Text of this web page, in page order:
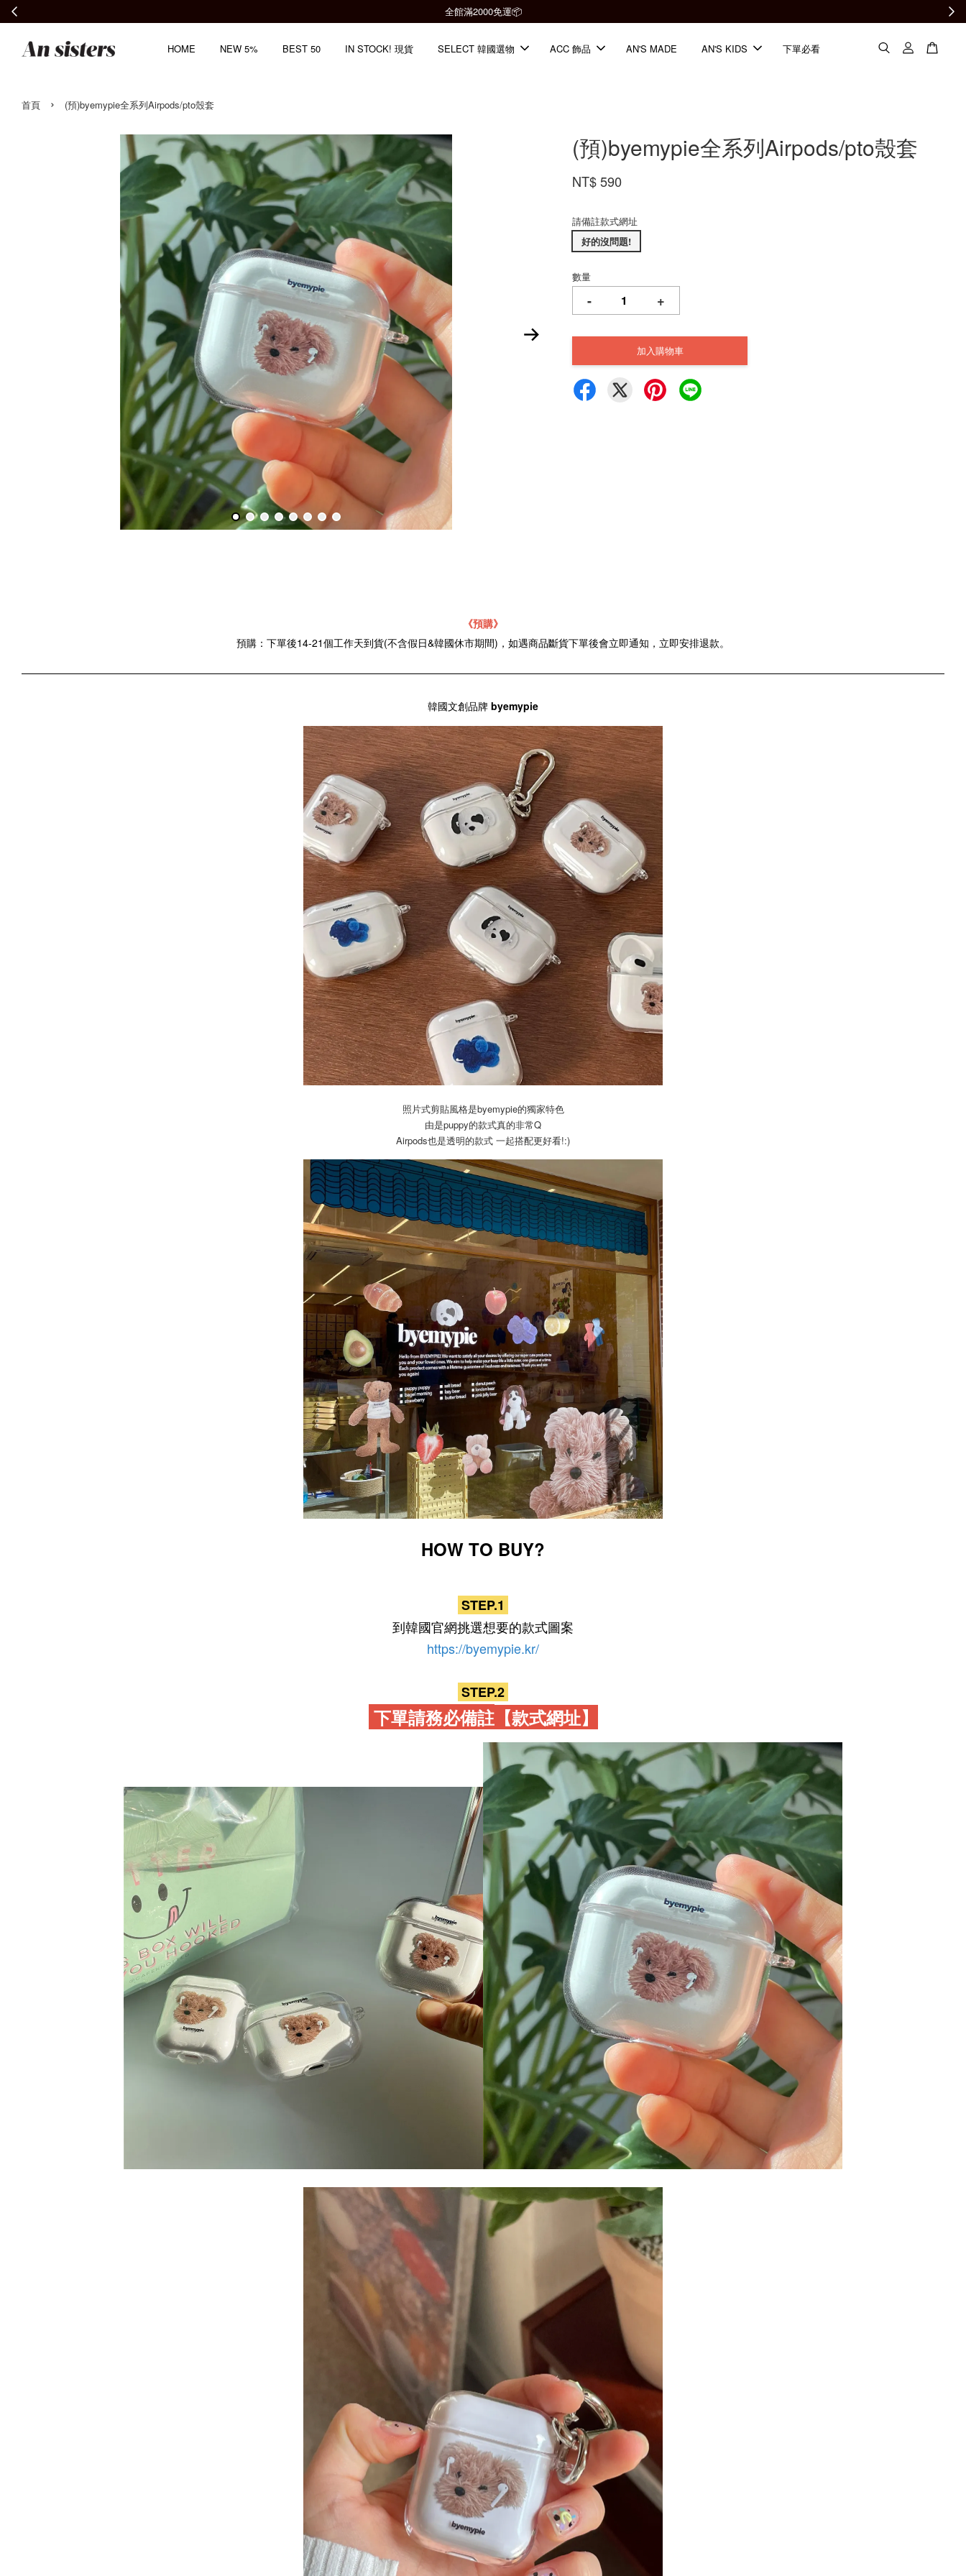
全館滿2000免運📦
HOME NEW 5% BEST 50 IN STOCK! 現貨 SELECT 韓國選物 ACC 飾品 AN'S MADE AN'S KIDS 下單必看
首頁 › (預)byemypie全系列Airpods/pto殼套
(預)byemypie全系列Airpods/pto殼套
NT$ 590
請備註款式網址
好的沒問題!
數量
- +
加入購物車
《預購》
預購：下單後14-21個工作天到貨(不含假日&韓國休市期間)，如遇商品斷貨下單後會立即通知，立即安排退款。
韓國文創品牌 byemypie
照片式剪貼風格是byemypie的獨家特色
由是puppy的款式真的非常Q
Airpods也是透明的款式 一起搭配更好看!:)
HOW TO BUY?
STEP.1
到韓國官網挑選想要的款式圖案
https://byemypie.kr/
STEP.2
下單請務必備註【款式網址】